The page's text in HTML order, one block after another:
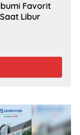
Favorit
Libur